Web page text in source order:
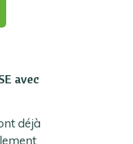
avec
déjà